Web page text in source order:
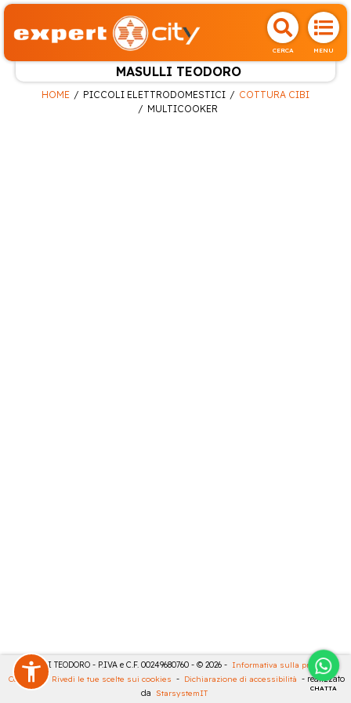
CERCA MENU
MASULLI TEODORO
CHATTA
HOME PICCOLI ELETTRODOMESTICI
COTTURA CIBI
MULTICOOKER
MASULLI TEODORO - P.IVA e C.F. 00249680760 - © 2026 - Informativa sulla privacy -
Cookies
- Rivedi le tue scelte sui cookies - Dichiarazione di accessibilità - realizzato
da StarsystemIT